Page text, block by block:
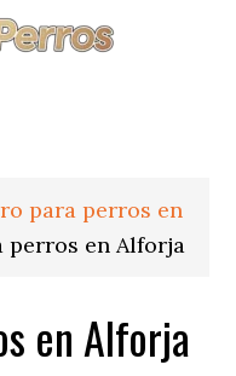
para perros en
perros en Alforja
en Alforja